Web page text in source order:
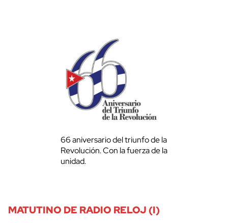
66 aniversario del triunfo de la
Revolución. Con la fuerza de la
unidad.
MATUTINO DE RADIO RELOJ (I)